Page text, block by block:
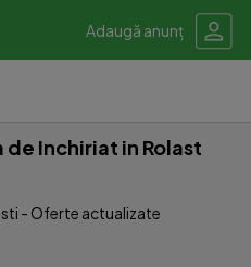
Adaugă anunț
Inchiriat in Rolast
- Oferte actualizate